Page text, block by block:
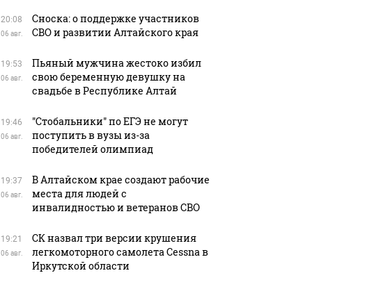
20:08
06 авг.
Сноска: о поддержке участников
СВО и развитии Алтайского края
19:53
06 авг.
Пьяный мужчина жестоко избил
свою беременную девушку на
свадьбе в Республике Алтай
19:46
06 авг.
"Стобальники" по ЕГЭ не могут
поступить в вузы из-за
победителей олимпиад
19:37
06 авг.
В Алтайском крае создают рабочие
места для людей с
инвалидностью и ветеранов СВО
19:21
06 авг.
СК назвал три версии крушения
легкомоторного самолета Cessna в
Иркутской области